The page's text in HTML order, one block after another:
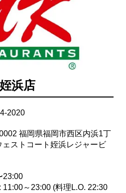
浜店
2020
福岡県福岡市西区内浜1丁
ェストコート姪浜レジャービ
23:00
11:00～23:00 (料理L.O. 22:30